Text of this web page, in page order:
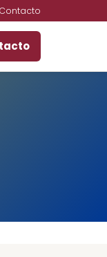
Contacto